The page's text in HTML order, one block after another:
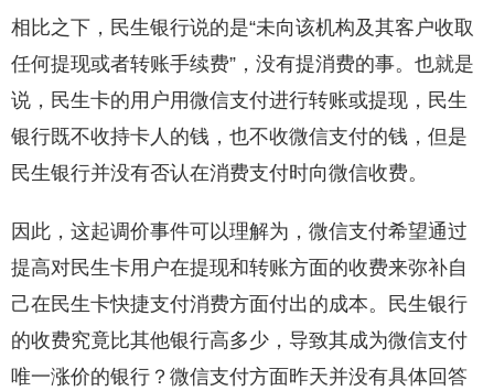
相比之下，民生银行说的是“未向该机构及其客户收取
任何提现或者转账手续费”，没有提消费的事。也就是
说，民生卡的用户用微信支付进行转账或提现，民生
银行既不收持卡人的钱，也不收微信支付的钱，但是
民生银行并没有否认在消费支付时向微信收费。
因此，这起调价事件可以理解为，微信支付希望通过
提高对民生卡用户在提现和转账方面的收费来弥补自
己在民生卡快捷支付消费方面付出的成本。民生银行
的收费究竟比其他银行高多少，导致其成为微信支付
唯一涨价的银行？微信支付方面昨天并没有具体回答